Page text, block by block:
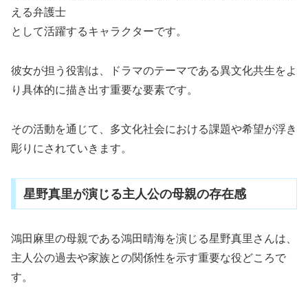
える弁護士
として活躍するキャラクターです。
彼女が担う役割は、ドラマのテーマである異文化共生をよ
り具体的に描き出す重要な要素です。
その活動を通じて、多文化社会における課題や希望が浮き
彫りにされていきます。
星野真里が演じる主人公の母親の存在感
鴻田麻里の母親である鴻田晴海を演じる星野真里さんは、
主人公の過去や家族との関係性を示す重要な役どころで
す。